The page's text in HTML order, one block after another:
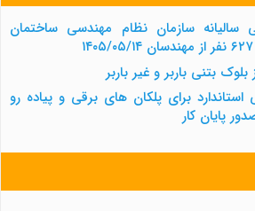
سالیانه سازمان نظام مهندسی ساختمان
بتنی باربر و غیر باربر
استاندارد برای پلکان های برقی و پیاده رو
پایان کار